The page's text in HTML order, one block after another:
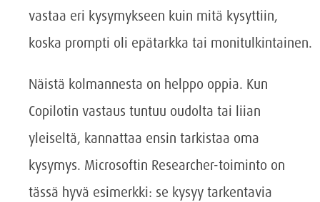
vastaa eri kysymykseen kuin mitä kysyttiin,
koska prompti oli epätarkka tai monitulkintainen.
Näistä kolmannesta on helppo oppia. Kun
Copilotin vastaus tuntuu oudolta tai liian
yleiseltä, kannattaa ensin tarkistaa oma
kysymys. Microsoftin Researcher-toiminto on
tässä hyvä esimerkki: se kysyy tarkentavia